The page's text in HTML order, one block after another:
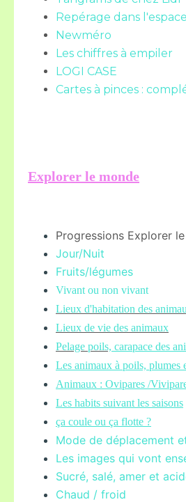
Repérage dans
Newméro
Les chiffres à empiler
LOGI CASE
Cartes à pinces :
Explorer le monde
Progressions Explorer
Jour/Nuit
Fruits/légumes
Vivant ou non vivant
Lieux d'habitation des
Lieux de vie des animaux
Pelage poils, carapace des
Les animaux à poils, plumes
Animaux : Ovipares /
Les habits suivant les saisons
ça coule ou ça flotte ?
Mode de déplacement
Les images qui vont
Sucré, salé, amer et
Chaud / froid